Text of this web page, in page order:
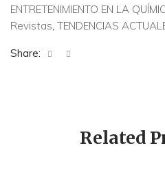
ENTRETENIMIENTO EN LA
Revistas, TENDENCIAS
Share:
Related